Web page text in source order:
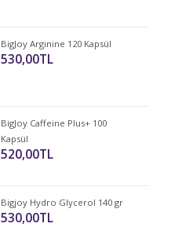
BigJoy Arginine 120 Kapsül
530,00TL
BigJoy Caffeine Plus+ 100
Kapsül
520,00TL
Bigjoy Hydro Glycerol 140 gr
530,00TL